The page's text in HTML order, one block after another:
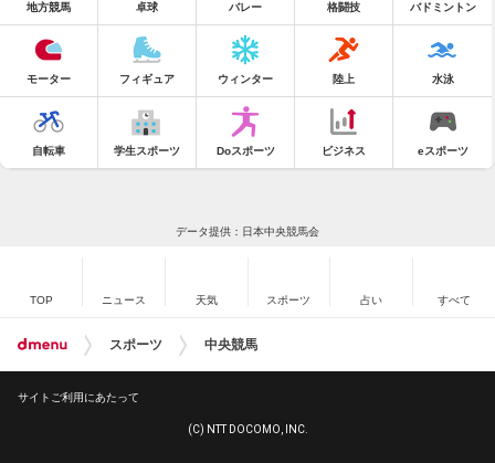
地方競馬 卓球 バレー 格闘技 バドミントン
モーター フィギュア ウィンター 陸上 水泳
自転車 学生スポーツ Doスポーツ ビジネス eスポーツ
データ提供：日本中央競馬会
TOP ニュース 天気 スポーツ 占い すべて
スポーツ 中央競馬
サイトご利用にあたって
(C) NTT DOCOMO, INC.